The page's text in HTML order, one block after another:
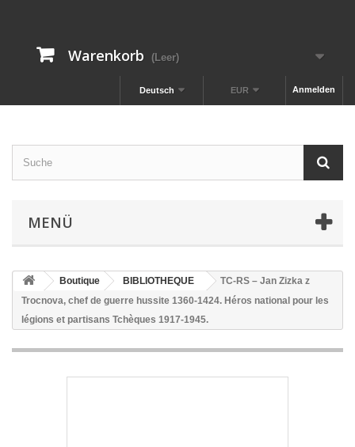
Warenkorb (Leer)
Anmelden
EUR
Deutsch
MENÜ
Boutique BIBLIOTHEQUE
TC-RS – Jan Zizka z
Trocnova, chef de guerre hussite 1360-1424. Héros national pour les
légions et partisans Tchèques 1917-1945.